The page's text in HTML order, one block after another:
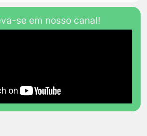
se em nosso canal!